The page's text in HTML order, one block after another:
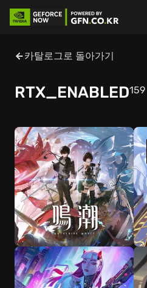
카탈로그로 돌아가기
RTX_ENABLED159